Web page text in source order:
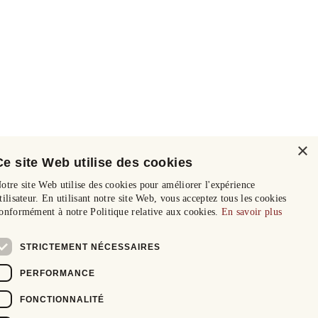
×
site Web utilise des cookies
site Web utilise des cookies pour améliorer l'expérience
En utilisant notre site Web, vous acceptez tous les cookies
à notre Politique relative aux cookies. En savoir plus
STRICTEMENT NÉCESSAIRES
PERFORMANCE
FONCTIONNALITÉ